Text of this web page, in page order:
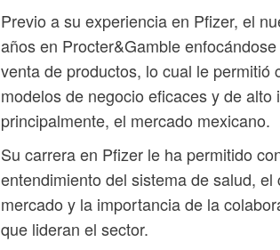
Previo a su experiencia en Pfizer, el
años en Procter&Gamble
venta de productos, lo cual le permitió
modelos de negocio eficaces y de alto
principalmente, el mercado mexicano.
Su carrera en Pfizer le ha permitido
entendimiento del sistema de salud,
mercado y la importancia de la
que lideran el sector.